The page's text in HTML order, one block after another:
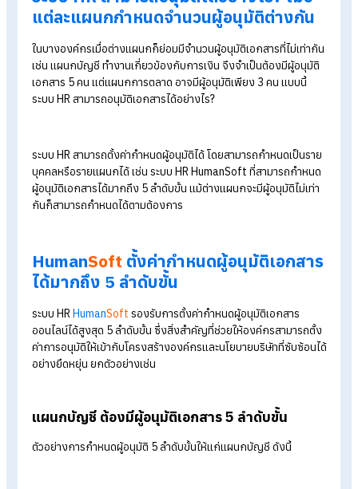
ราคาโปรแกรมเงินเดือน เริ่มต้น 590 บาท/เดือน
ทดลองใช้งานฟรี 30 วัน
Table of Contents:
อนุมัติต่างกัน
HumanSoft ตั้งค่ากำหนดผู้อนุมัติเอกสารได้มากถึง 5 ลำดับขั้น
ประโยชน์ของการตั้งค่าผู้อนุมัติ 5 ลำดับขั้นใน HumanSoft
ระบบ HR สามารถอนุมัติได้อย่างไร? เมื่อ
แต่ละแผนกกำหนดจำนวนผู้อนุมัติต่างกั
ในบางองค์กรเมื่อต่างแผนกก็ย่อมมีจำนวนผู้อนุมัติเอกสารที่ไม่เท่
เช่น แผนกบัญชี ทำงานเกี่ยวข้องกับการเงิน จึงจำเป็นต้องมีผู้อนุ
เอกสาร 5 คน แต่แผนกการตลาด อาจมีผู้อนุมัติเพียง 3 คน แบบนี้
ระบบ HR สามารถตั้งค่ากำหนดผู้อนุมัติได้ โดยสามารถกำหนดเป็นร